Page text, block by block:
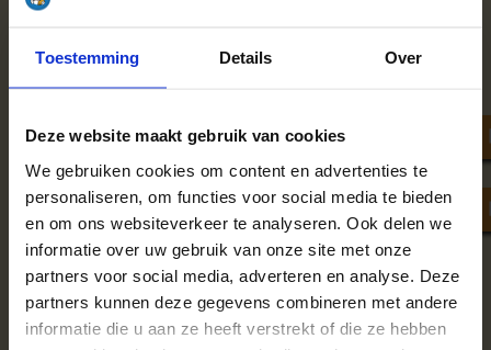
Toestemming Details Over
Deze website maakt gebruik van cookies
We gebruiken cookies om content en advertenties te
personaliseren, om functies voor social media te bieden
en om ons websiteverkeer te analyseren. Ook delen we
informatie over uw gebruik van onze site met onze
partners voor social media, adverteren en analyse. Deze
partners kunnen deze gegevens combineren met andere
informatie die u aan ze heeft verstrekt of die ze hebben
De beste keuze voor haardhout hangt af van jouw voorkeuren
perfect, terwijl berken en els geschikt zijn voor een snel
warmtevuur.
Waarom kiezen voor
Haardhoutcompany.nl?